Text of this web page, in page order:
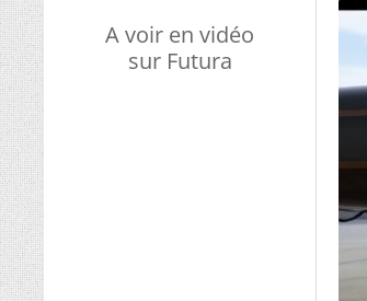
A voir en vidéo
sur Futura